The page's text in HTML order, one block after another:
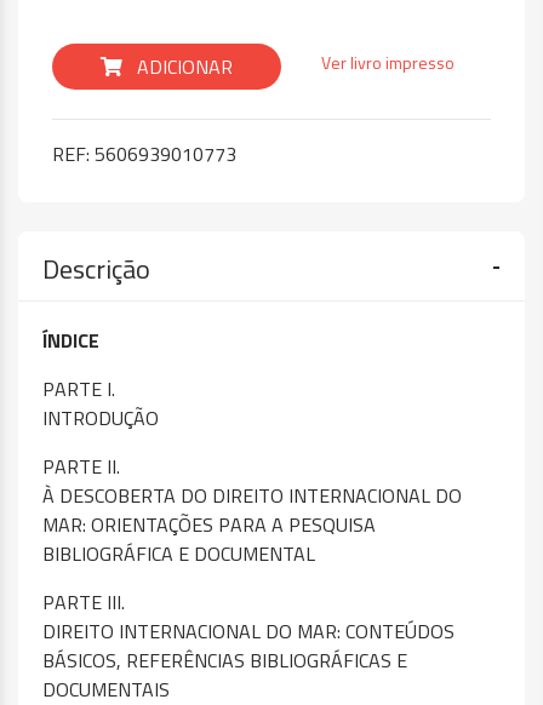
ADICIONAR Ver livro impresso
REF: 5606939010773
Descrição
ÍNDICE
PARTE I.
INTRODUÇÃO
PARTE II.
À DESCOBERTA DO DIREITO INTERNACIONAL DO
MAR: ORIENTAÇÕES PARA A PESQUISA
BIBLIOGRÁFICA E DOCUMENTAL
PARTE III.
DIREITO INTERNACIONAL DO MAR: CONTEÚDOS
BÁSICOS, REFERÊNCIAS BIBLIOGRÁFICAS E
DOCUMENTAIS